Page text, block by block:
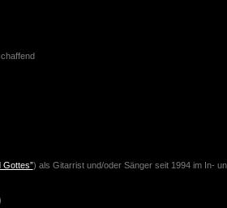
Gottes”) als Gitarrist und/oder Sänger seit 1994 im In-